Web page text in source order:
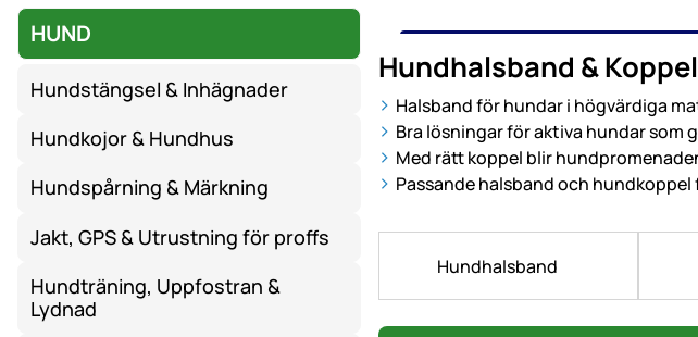
HUND
Hundstängsel & Inhägnader
Hundkojor & Hundhus
Hundspårning & Märkning
Jakt, GPS & Utrustning för proffs
Hundträning, Uppfostran &
Lydnad
HUNDHALSBAND &
Hundhalsband & Koppel
Halsband för hundar i högvärdiga
Bra lösningar för aktiva hundar som
Med rätt koppel blir
Passande halsband och
Hundhalsband